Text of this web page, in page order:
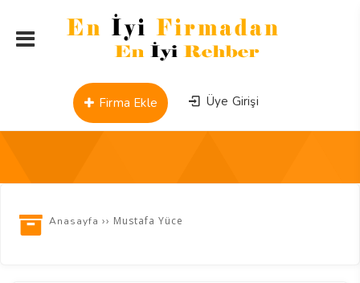
Üye Girişi
Firma Ekle
Anasayfa ›› Mustafa Yüce